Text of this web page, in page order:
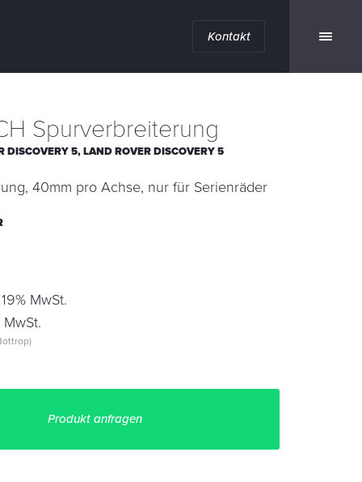
Kontakt
Spurverbreiterung
DISCOVERY 5,LAND ROVER DISCOVERY 5
40mm pro Achse, nur für Serienräder
MwSt.
Produkt anfragen